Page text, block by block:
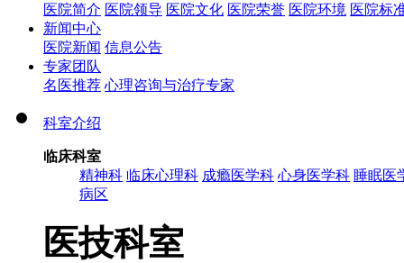
医院简介 医院领导 医院文化 医院荣誉 医院环境 医院标
新闻中心
医院新闻 信息公告
专家团队
名医推荐 心理咨询与治疗专家
科室介绍
临床科室
精神科 临床心理科 成瘾医学科 心身医学科 睡眠医
病区
医技科室